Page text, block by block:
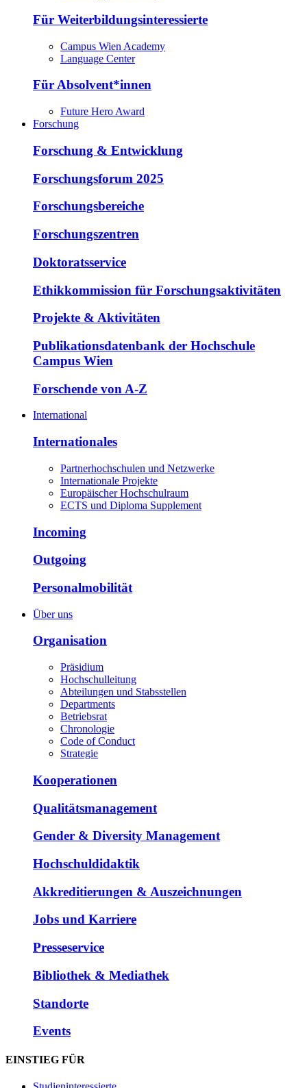
Für Weiterbildungsinteressierte
Campus Wien Academy
Language Center
Für Absolvent*innen
Future Hero Award
Forschung
Forschung & Entwicklung
Forschungsforum 2025
Forschungsbereiche
Forschungszentren
Doktoratsservice
Ethikkommission für Forschungsaktivitäten
Projekte & Aktivitäten
Publikationsdatenbank der Hochschule
Campus Wien
Forschende von A-Z
International
Internationales
Partnerhochschulen und Netzwerke
Internationale Projekte
Europäischer Hochschulraum
ECTS und Diploma Supplement
Incoming
Outgoing
Personalmobilität
Über uns
Organisation
Präsidium
Hochschulleitung
Abteilungen und Stabsstellen
Departments
Betriebsrat
Chronologie
Code of Conduct
Strategie
Kooperationen
Qualitätsmanagement
Gender & Diversity Management
Hochschuldidaktik
Akkreditierungen & Auszeichnungen
Jobs und Karriere
Presseservice
Bibliothek & Mediathek
Standorte
Events
EINSTIEG FÜR